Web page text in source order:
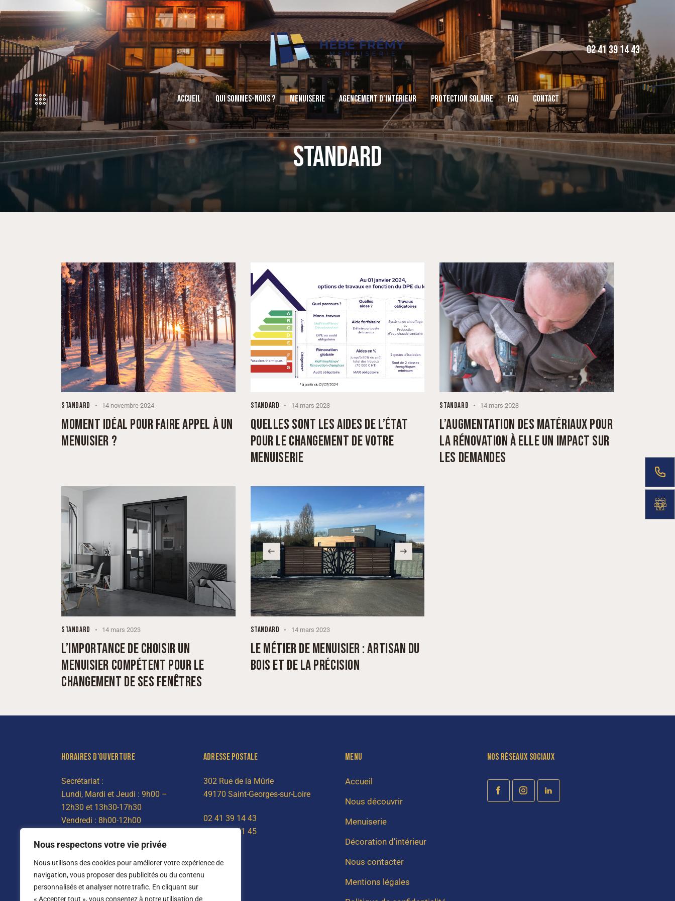
Nous respectons votre vie privée
Nous utilisons des cookies pour améliorer votre expérience de
navigation, vous proposer des publicités ou du contenu
personnalisés et analyser notre trafic. En cliquant sur
« Accepter tout », vous consentez à notre utilisation de
02 41 39 14 43
ACCUEIL QUI SOMMES-NOUS ? MENUISERIE AGENCEMENT D’INTÉRIEUR PROTECTION SOLAIRE FAQ CONTACT
STANDARD
STANDARD 14 novembre 2024
MOMENT IDÉAL POUR FAIRE APPEL À UN
MENUISIER ?
STANDARD 14 mars 2023
QUELLES SONT LES AIDES DE L’ÉTAT
POUR LE CHANGEMENT DE VOTRE
MENUISERIE
STANDARD 14 mars 2023
L’AUGMENTATION DES MATÉRIAUX POUR
LA RÉNOVATION À ELLE UN IMPACT SUR
LES DEMANDES
STANDARD 14 mars 2023
L’IMPORTANCE DE CHOISIR UN
MENUISIER COMPÉTENT POUR LE
CHANGEMENT DE SES FENÊTRES
STANDARD 14 mars 2023
LE MÉTIER DE MENUISIER : ARTISAN DU
BOIS ET DE LA PRÉCISION
HORAIRES D'OUVERTURE
Secrétariat :
Lundi, Mardi et Jeudi : 9h00 –
12h30 et 13h30-17h30
Vendredi : 8h00-12h00
Atelier :
Lundi – Vendredi : 8h00 – 17h30
ADRESSE POSTALE
302 Rue de la Mûrie
49170 Saint-Georges-sur-Loire
02 41 39 14 43
07 82 89 41 45
MENU
Accueil
Nous découvrir
Menuiserie
Décoration d'intérieur
Nous contacter
Mentions légales
NOS RÉSEAUX SOCIAUX